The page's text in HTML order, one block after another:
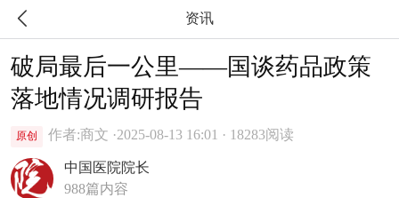
 资讯
破局最后一公里——国谈药品政策
落地情况调研报告
原创 作者:商文 ·2025-08-13 16:01 · 18283阅读
中国医院院长
988篇内容